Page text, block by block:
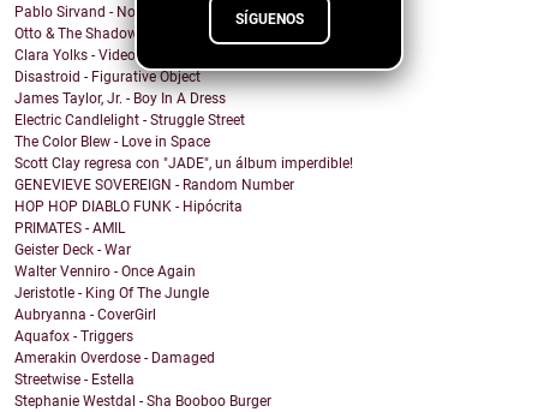
SÍGUENOS
Pablo Sirvand - No soy
Otto & The Shadow Hunters - FUN
Clara Yolks - Videocall (feat. Billy Miamor)
Disastroid - Figurative Object
James Taylor, Jr. - Boy In A Dress
Electric Candlelight - Struggle Street
The Color Blew - Love in Space
Scott Clay regresa con "JADE", un álbum imperdible!
GENEVIEVE SOVEREIGN - Random Number
HOP HOP DIABLO FUNK - Hipócrita
PRIMATES - AMIL
Geister Deck - War
Walter Venniro - Once Again
Jeristotle - King Of The Jungle
Aubryanna - CoverGirl
Aquafox - Triggers
Amerakin Overdose - Damaged
Streetwise - Estella
Stephanie Westdal - Sha Booboo Burger